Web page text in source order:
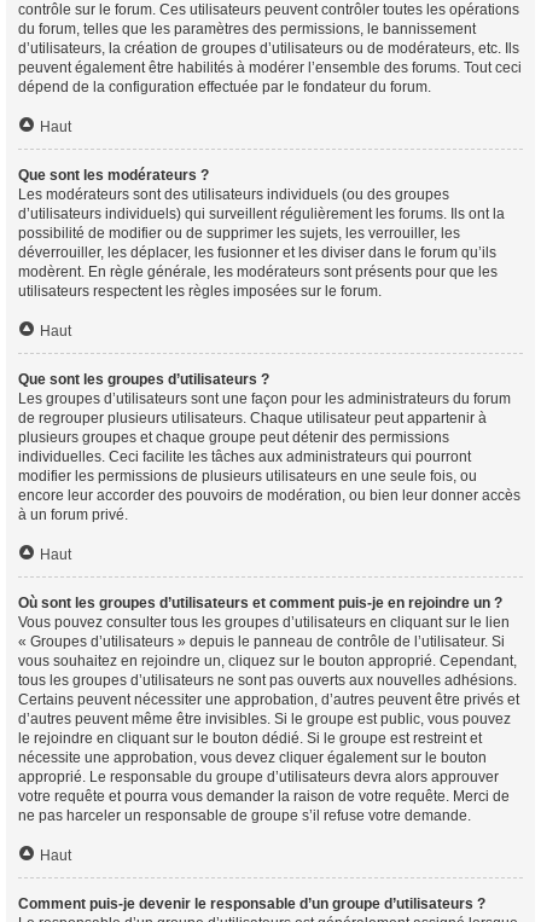
contrôle sur le forum. Ces utilisateurs peuvent contrôler toutes les opérations
du forum, telles que les paramètres des permissions, le bannissement
d’utilisateurs, la création de groupes d’utilisateurs ou de modérateurs, etc. Ils
peuvent également être habilités à modérer l’ensemble des forums. Tout ceci
dépend de la configuration effectuée par le fondateur du forum.
Haut
Que sont les modérateurs ?
Les modérateurs sont des utilisateurs individuels (ou des groupes
d’utilisateurs individuels) qui surveillent régulièrement les forums. Ils ont la
possibilité de modifier ou de supprimer les sujets, les verrouiller, les
déverrouiller, les déplacer, les fusionner et les diviser dans le forum qu’ils
modèrent. En règle générale, les modérateurs sont présents pour que les
utilisateurs respectent les règles imposées sur le forum.
Haut
Que sont les groupes d’utilisateurs ?
Les groupes d’utilisateurs sont une façon pour les administrateurs du forum
de regrouper plusieurs utilisateurs. Chaque utilisateur peut appartenir à
plusieurs groupes et chaque groupe peut détenir des permissions
individuelles. Ceci facilite les tâches aux administrateurs qui pourront
modifier les permissions de plusieurs utilisateurs en une seule fois, ou
encore leur accorder des pouvoirs de modération, ou bien leur donner accès
à un forum privé.
Haut
Où sont les groupes d’utilisateurs et comment puis-je en rejoindre un ?
Vous pouvez consulter tous les groupes d’utilisateurs en cliquant sur le lien
« Groupes d’utilisateurs » depuis le panneau de contrôle de l’utilisateur. Si
vous souhaitez en rejoindre un, cliquez sur le bouton approprié. Cependant,
tous les groupes d’utilisateurs ne sont pas ouverts aux nouvelles adhésions.
Certains peuvent nécessiter une approbation, d’autres peuvent être privés et
d’autres peuvent même être invisibles. Si le groupe est public, vous pouvez
le rejoindre en cliquant sur le bouton dédié. Si le groupe est restreint et
nécessite une approbation, vous devez cliquer également sur le bouton
approprié. Le responsable du groupe d’utilisateurs devra alors approuver
votre requête et pourra vous demander la raison de votre requête. Merci de
ne pas harceler un responsable de groupe s’il refuse votre demande.
Haut
Comment puis-je devenir le responsable d’un groupe d’utilisateurs ?